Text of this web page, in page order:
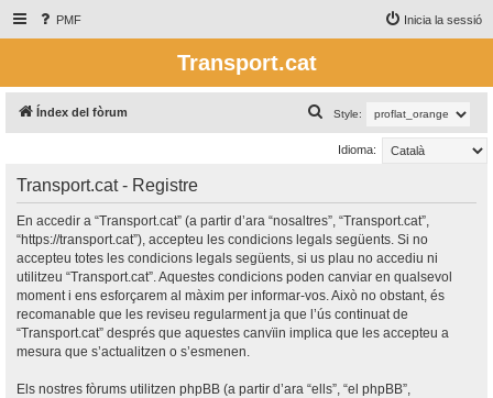
PMF Inicia la sessió
Transport.cat
Índex del fòrum Style:
e
a
Idioma:
Transport.cat - Registre
En accedir a “Transport.cat” (a partir d’ara “nosaltres”, “Transport.cat”,
“https://transport.cat”), accepteu les condicions legals següents. Si no
accepteu totes les condicions legals següents, si us plau no accediu ni
utilitzeu “Transport.cat”. Aquestes condicions poden canviar en qualsevol
moment i ens esforçarem al màxim per informar-vos. Això no obstant, és
recomanable que les reviseu regularment ja que l’ús continuat de
“Transport.cat” després que aquestes canvïin implica que les accepteu a
mesura que s’actualitzen o s’esmenen.
Els nostres fòrums utilitzen phpBB (a partir d’ara “ells”, “el phpBB”,